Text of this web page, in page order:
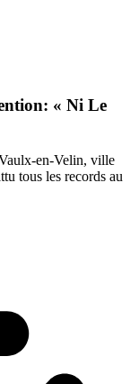
« Ni Le
en-Velin, ville
tous les records au